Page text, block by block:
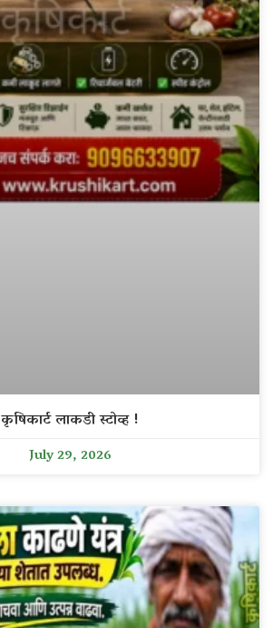
कृषिकार्ट लाकडी स्टोव्ह !
July 29, 2026